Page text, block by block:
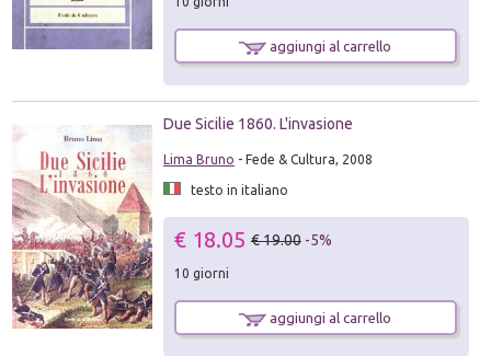
aggiungi al carrello
Due Sicilie 1860. L'invasione
Lima Bruno - Fede & Cultura, 2008
testo in italiano
€ 18.05 € 19.00 -5%
10 giorni
aggiungi al carrello